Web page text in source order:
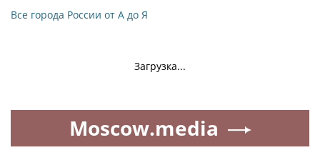
Все города России от А до Я
Загрузка...
Moscow.media